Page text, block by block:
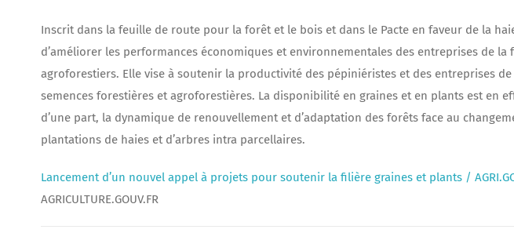
Inscrit dans la feuille de route pour la forêt et le bois et dans le Pacte en faveur de la
d’améliorer les performances économiques et environnementales des entreprises de
agroforestiers. Elle vise à soutenir la productivité des pépiniéristes et des entreprises
semences forestières et agroforestières. La disponibilité en graines et en plants est en
d’une part, la dynamique de renouvellement et d’adaptation des forêts face au
plantations de haies et d’arbres intra parcellaires.
Lancement d’un nouvel appel à projets pour soutenir la filière graines et plants /
AGRICULTURE.GOUV.FR